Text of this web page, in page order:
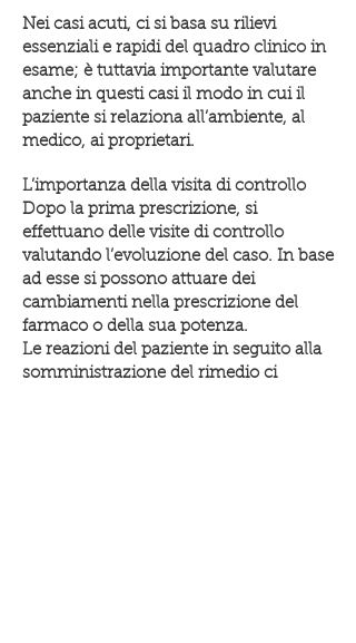
Nei casi acuti, ci si basa su rilievi
essenziali e rapidi del quadro clinico in
esame; è tuttavia importante valutare
anche in questi casi il modo in cui il
paziente si relaziona all’ambiente, al
medico, ai proprietari.
L’importanza della visita di controllo
Dopo la prima prescrizione, si
effettuano delle visite di controllo
valutando l’evoluzione del caso. In base
ad esse si possono attuare dei
cambiamenti nella prescrizione del
farmaco o della sua potenza.
Le reazioni del paziente in seguito alla
somministrazione del rimedio ci